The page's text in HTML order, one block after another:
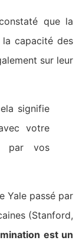
que la
capacité des
sur leur
signifie
votre
par vos
Yale passé par
(Stanford,
est un